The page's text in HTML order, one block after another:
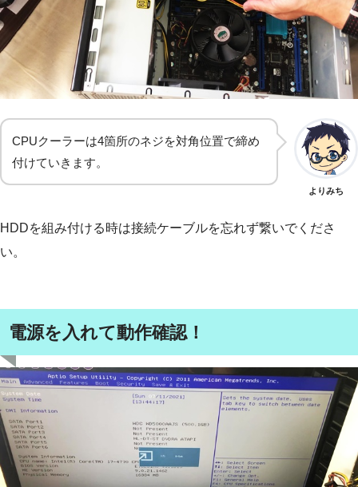
CPUクーラーは4箇所のネジを対角位置で締め
付けていきます。
よりみち
HDDを組み付ける時は接続ケーブルを忘れず繋いでくださ
い。
電源を入れて動作確認！